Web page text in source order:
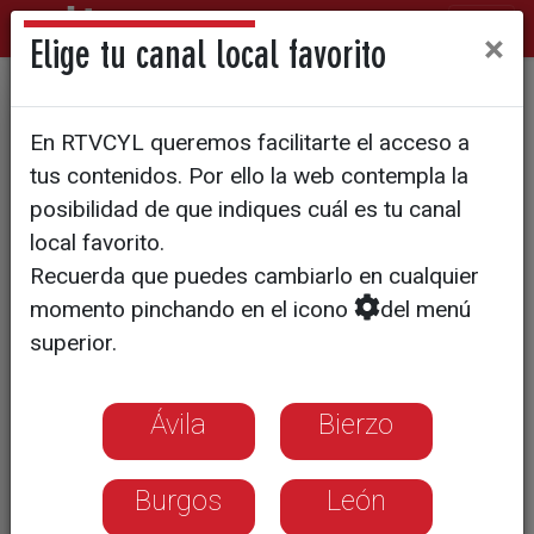
En marcha el nuevo gobierno
de CyL
Elige tu canal local favorito ×
En RTVCYL queremos facilitarte el acceso a
tus contenidos. Por ello la web contempla la
posibilidad de que indiques cuál es tu canal
local favorito.
Recuerda que puedes cambiarlo en cualquier
momento pinchando en el icono
del menú
superior.
Ávila Bierzo
Burgos León